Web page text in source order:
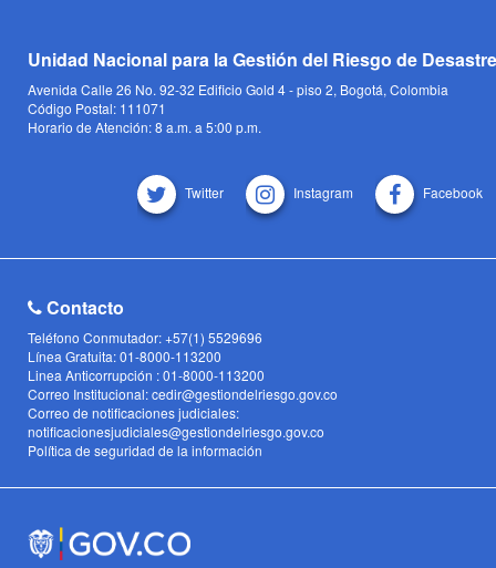
Unidad Nacional para la Gestión del Riesgo de
Avenida Calle 26 No. 92-32 Edificio Gold 4 - piso 2, Bogotá, Colombia
Código Postal: 111071
Horario de Atención: 8 a.m. a 5:00 p.m.
Twitter Instagram Facebook
Contacto
Teléfono Conmutador: +57(1) 5529696
Línea Gratuita: 01-8000-113200
Linea Anticorrupción : 01-8000-113200
Correo Institucional: cedir@gestiondelriesgo.gov.co
Correo de notificaciones judiciales:
notificacionesjudiciales@gestiondelriesgo.gov.co
Política de seguridad de la información